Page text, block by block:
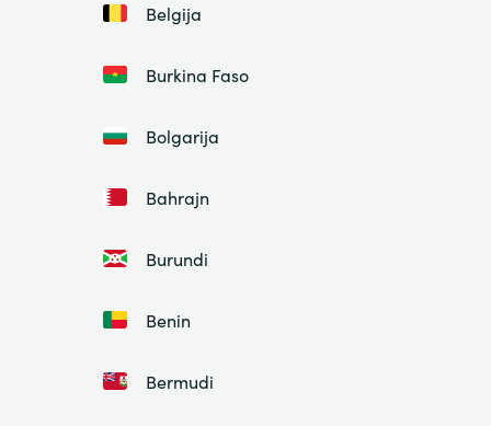
Belgija
Burkina Faso
Bolgarija
Bahrajn
Burundi
Benin
Bermudi